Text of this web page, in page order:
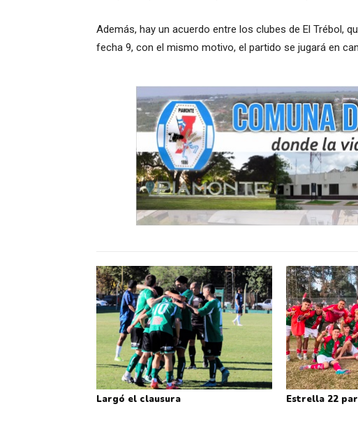
Además, hay un acuerdo entre los clubes de El Trébol,
fecha 9, con el mismo motivo, el partido se jugará en
Largó el clausura Estrella 22